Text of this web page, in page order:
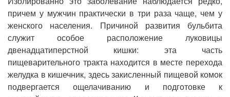
причем у мужчин практически в три раза чаще, чем у
женского населения. Причиной развития бульбита
служит особое расположение луковицы
двенадцатиперстной кишки: эта часть
пищеварительного тракта находится в месте перехода
желудка в кишечник, здесь закисленный пищевой комок
подвергается ощелачиванию и подготовке к